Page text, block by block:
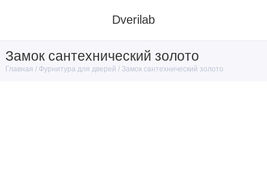
Dverilab
Замок сантехнический золото
Главная Фурнитура для дверей Замок сантехнический золото